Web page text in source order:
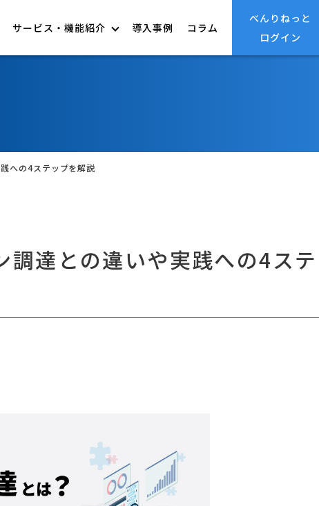
サービス・機能紹介 導入事例 コラム
べんりねっと
ログイン
への4ステップを解説
調達との違いや実践への4ステ